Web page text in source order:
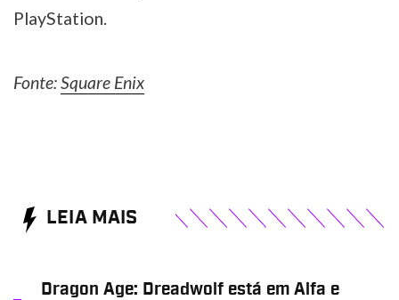
PlayStation.
Fonte:Square Enix
LEIA MAIS
Dragon Age: Dreadwolf está em Alfa e